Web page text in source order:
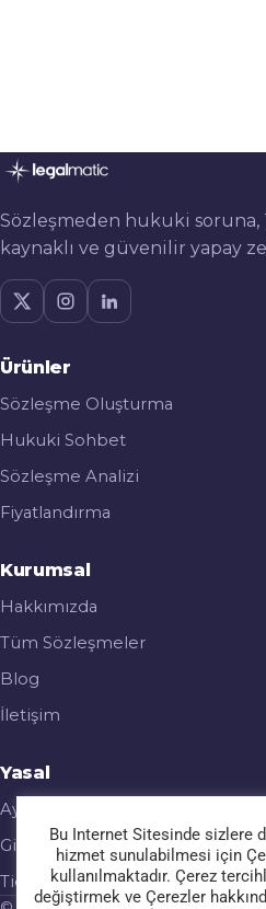
Sözleşmeden hukuki
kaynaklı ve güvenilir yapay
Ürünler
Sözleşme Oluşturma
Hukuki Sohbet
Sözleşme Analizi
Fiyatlandırma
Kurumsal
Hakkımızda
Tüm Sözleşmeler
Blog
İletişim
Yasal
Aydınlatma Metni
Gizlilik & Çerez Politikası
Ticari Elektronik İleti
Bu Internet Sitesinde sizlere
hizmet sunulabilmesi için
kullanılmaktadır. Çerez
değiştirmek ve Çerezler